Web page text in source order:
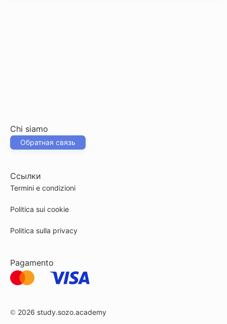
Chi siamo
Обратная связь
Ссылки
Termini e condizioni
Politica sui cookie
Politica sulla privacy
Pagamento
© 2026 study.sozo.academy